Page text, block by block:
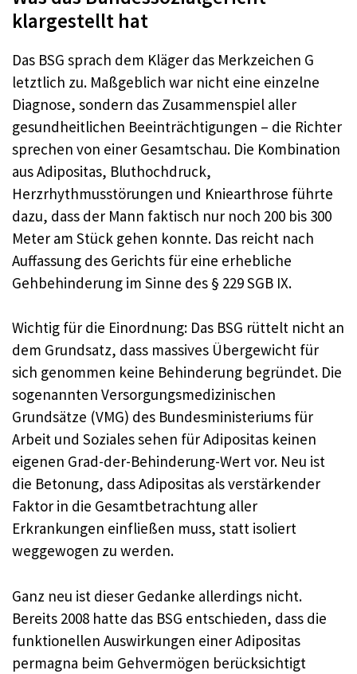
klargestellt hat
Das BSG sprach dem Kläger das Merkzeichen G
letztlich zu. Maßgeblich war nicht eine einzelne
Diagnose, sondern das Zusammenspiel aller
gesundheitlichen Beeinträchtigungen – die Richter
sprechen von einer Gesamtschau. Die Kombination
aus Adipositas, Bluthochdruck,
Herzrhythmusstörungen und Kniearthrose führte
dazu, dass der Mann faktisch nur noch 200 bis 300
Meter am Stück gehen konnte. Das reicht nach
Auffassung des Gerichts für eine erhebliche
Gehbehinderung im Sinne des § 229 SGB IX.
Wichtig für die Einordnung: Das BSG rüttelt nicht an
dem Grundsatz, dass massives Übergewicht für
sich genommen keine Behinderung begründet. Die
sogenannten Versorgungsmedizinischen
Grundsätze (VMG) des Bundesministeriums für
Arbeit und Soziales sehen für Adipositas keinen
eigenen Grad-der-Behinderung-Wert vor. Neu ist
die Betonung, dass Adipositas als verstärkender
Faktor in die Gesamtbetrachtung aller
Erkrankungen einfließen muss, statt isoliert
weggewogen zu werden.
Ganz neu ist dieser Gedanke allerdings nicht.
Bereits 2008 hatte das BSG entschieden, dass die
funktionellen Auswirkungen einer Adipositas
permagna beim Gehvermögen berücksichtigt